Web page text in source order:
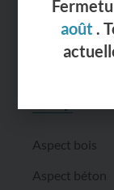
Aspect bois
Aspect béton
août .